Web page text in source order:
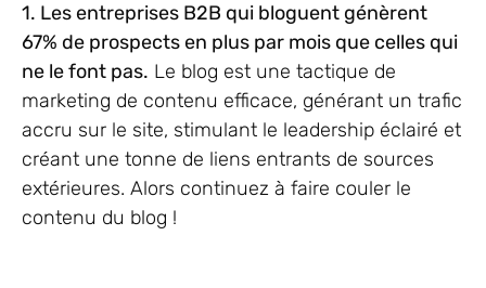
1. Les entreprises B2B qui bloguent génèrent
67% de prospects en plus par mois que celles qui
ne le font pas. Le blog est une tactique de
marketing de contenu efficace, générant un trafic
accru sur le site, stimulant le leadership éclairé et
créant une tonne de liens entrants de sources
extérieures. Alors continuez à faire couler le
contenu du blog !